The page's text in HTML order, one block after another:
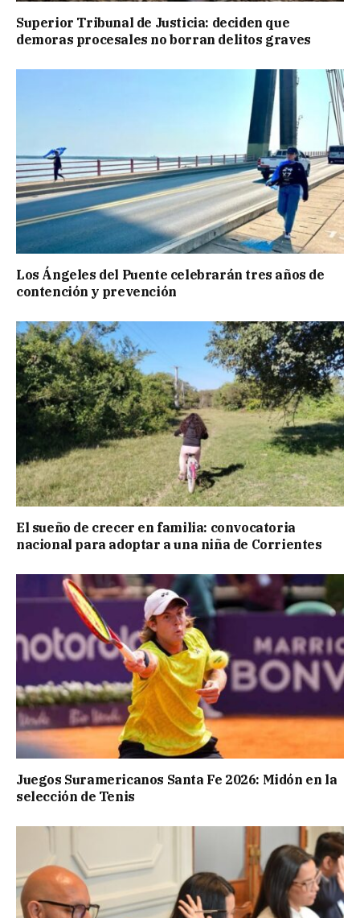
Superior Tribunal de Justicia: deciden que
demoras procesales no borran delitos graves
Los Ángeles del Puente celebrarán tres años de
contención y prevención
El sueño de crecer en familia: convocatoria
nacional para adoptar a una niña de Corrientes
Juegos Suramericanos Santa Fe 2026: Midón en la
selección de Tenis